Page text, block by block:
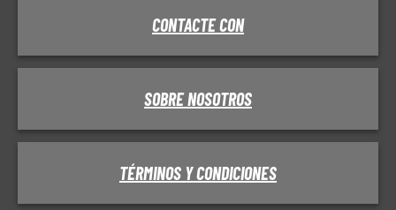
CONTACTE CON
SOBRE NOSOTROS
TÉRMINOS Y CONDICIONES